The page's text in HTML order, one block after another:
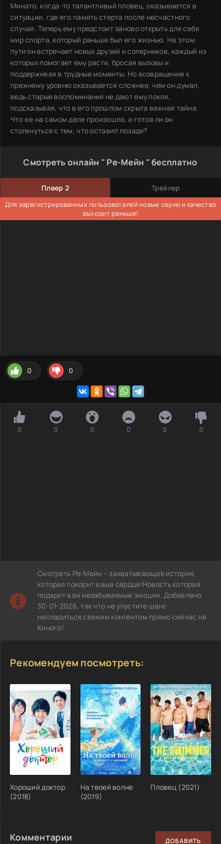
Минато, когда-то талантливый пловец, оказывается в
ситуации, где его память стерта после несчастного
случая. Теперь ему предстоит заново открыть для себя
мир спорта, который раньше был его жизнью. На этом
пути он встречает новых друзей и соперников, каждый из
которых помогает ему расти, бросая вызовы и
поддерживая в трудные моменты. Но возвращение к
прежнему уровню оказывается сложнее, чем он думал,
ведь старые воспоминания не дают ему покоя,
подсказывая, что в его прошлом скрыта важная тайна.
Что же на самом деле произошло, и готов ли он
столкнуться с тем, что оставил позади?
Смотреть онлайн " Ре-Мейн " бесплатно
Плеер 2 Трейлер
Для зарегистрированных пользователей новые серии и качество
выходит раньше!
0 0
0 0 0 0 0 0
Смотреть Ре-Мейн – захватывающая история,
которая покорит ваше сердце!Новость которая
подарит вам незабываемые эмоции. Добавлено
30-01-2026, так что не упустите шанс
насладиться свежим контентом прямо сейчас на
Киного!
Рекомендуем посмотреть:
Хороший доктор
(2018)
На твоей волне
(2019)
Пловец (2021)
Комментарии ДОБАВИТЬ